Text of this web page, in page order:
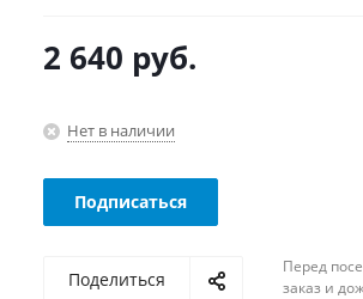
2 640 руб.
Нет в наличии
Подписаться
Поделиться
Перед
заказ и